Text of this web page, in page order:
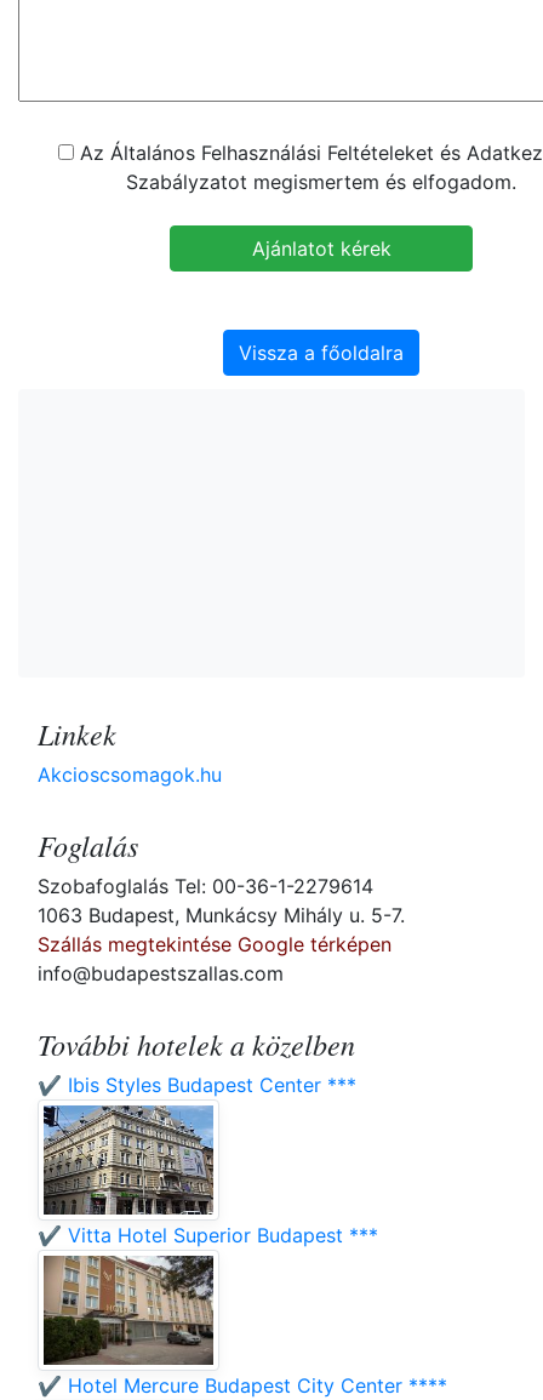
Az Általános Felhasználási Feltételeket és
Szabályzatot megismertem és elfogadom.
Vissza a főoldalra
Linkek
Akcioscsomagok.hu
Foglalás
Szobafoglalás Tel: 00-36-1-2279614
1063 Budapest, Munkácsy Mihály u. 5-7.
Szállás megtekintése Google térképen
info@budapestszallas.com
További hotelek a közelben
✔️ Ibis Styles Budapest Center ***
✔️ Vitta Hotel Superior Budapest ***
✔️ Hotel Mercure Budapest City Center ****